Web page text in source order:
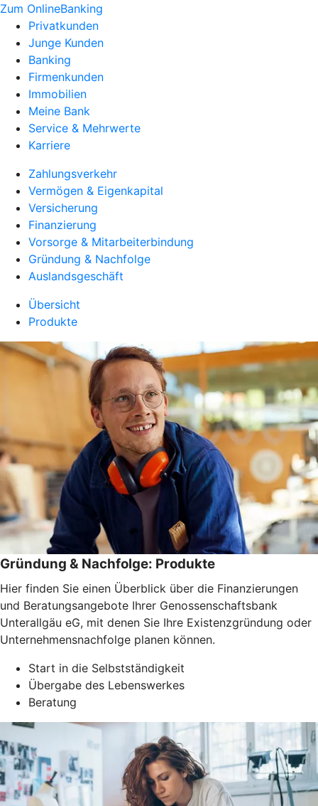
Zum OnlineBanking
Privatkunden
Junge Kunden
Banking
Firmenkunden
Immobilien
Meine Bank
Service & Mehrwerte
Karriere
Zahlungsverkehr
Vermögen & Eigenkapital
Versicherung
Finanzierung
Vorsorge & Mitarbeiterbindung
Gründung & Nachfolge
Auslandsgeschäft
Übersicht
Produkte
Gründung & Nachfolge: Produkte
Hier finden Sie einen Überblick über die Finanzierungen
und Beratungsangebote Ihrer Genossenschaftsbank
Unterallgäu eG, mit denen Sie Ihre Existenzgründung oder
Unternehmensnachfolge planen können.
Start in die Selbstständigkeit
Übergabe des Lebenswerkes
Beratung